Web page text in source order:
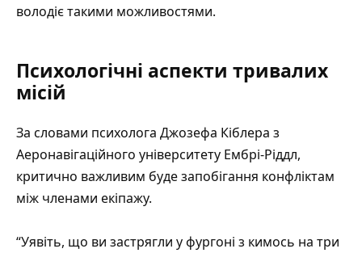
володіє такими можливостями.
Психологічні аспекти тривалих
місій
За словами психолога Джозефа Кіблера з
Аеронавігаційного університету Ембрі-Ріддл,
критично важливим буде запобігання конфліктам
між членами екіпажу.
“Уявіть, що ви застрягли у фургоні з кимось на три